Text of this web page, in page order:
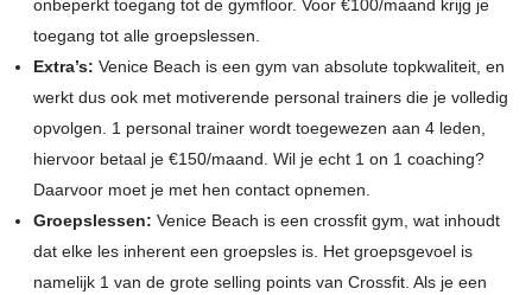
onbeperkt toegang tot de gymfloor. Voor €100/maand krijg je
toegang tot alle groepslessen.
Extra’s: Venice Beach is een gym van absolute topkwaliteit, en
werkt dus ook met motiverende personal trainers die je volledig
opvolgen. 1 personal trainer wordt toegewezen aan 4 leden,
hiervoor betaal je €150/maand. Wil je echt 1 on 1 coaching?
Daarvoor moet je met hen contact opnemen.
Groepslessen: Venice Beach is een crossfit gym, wat inhoudt
dat elke les inherent een groepsles is. Het groepsgevoel is
namelijk 1 van de grote selling points van Crossfit. Als je een